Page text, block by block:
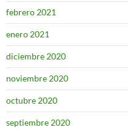
febrero 2021
enero 2021
diciembre 2020
noviembre 2020
octubre 2020
septiembre 2020